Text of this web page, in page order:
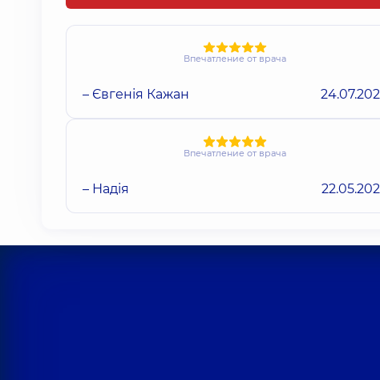
Впечатление от врача
– Євгенія Кажан
Впечатление от врача
– Надія